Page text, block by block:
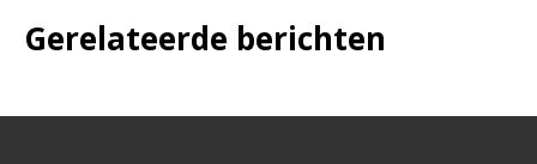
Gerelateerde berichten